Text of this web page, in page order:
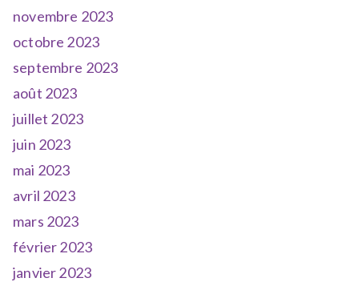
novembre 2023
octobre 2023
septembre 2023
août 2023
juillet 2023
juin 2023
mai 2023
avril 2023
mars 2023
février 2023
janvier 2023